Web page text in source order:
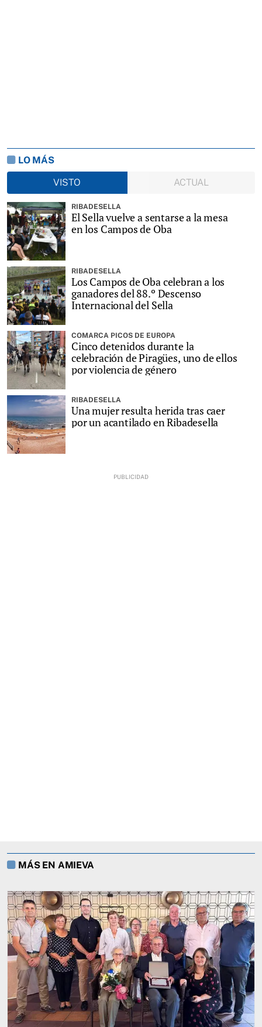
LO MÁS
VISTO
ACTUAL
RIBADESELLA
El Sella vuelve a sentarse a la mesa
en los Campos de Oba
RIBADESELLA
Los Campos de Oba celebran a los
ganadores del 88.º Descenso
Internacional del Sella
COMARCA PICOS DE EUROPA
Cinco detenidos durante la
celebración de Piragües, uno de ellos
por violencia de género
RIBADESELLA
Una mujer resulta herida tras caer
por un acantilado en Ribadesella
MÁS EN AMIEVA